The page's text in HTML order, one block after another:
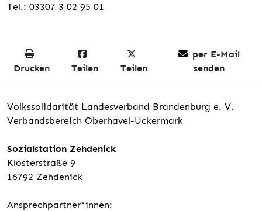
Tel.: 03307 3 02 95 01
Drucken Teilen Teilen
per E-Mail
senden
Volkssolidarität Landesverband Brandenburg e. V.
Verbandsbereich Oberhavel-Uckermark
Sozialstation Zehdenick
Klosterstraße 9
16792 Zehdenick
Ansprechpartner*innen: